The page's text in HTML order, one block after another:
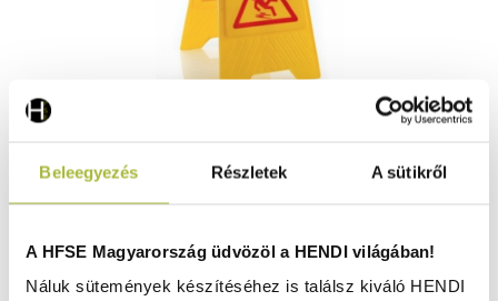
Beleegyezés Részletek A sütikről
A HFSE Magyarország üdvözöl a HENDI világában!
Náluk sütemények készítéséhez is találsz kiváló HENDI
mm - HENDI 663950